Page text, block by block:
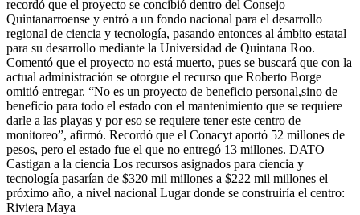
recordó que el proyecto se concibió dentro del Consejo
Quintanarroense y entró a un fondo nacional para el desarrollo
regional de ciencia y tecnología, pasando entonces al ámbito estatal
para su desarrollo mediante la Universidad de Quintana Roo.
Comentó que el proyecto no está muerto, pues se buscará que con la
actual administración se otorgue el recurso que Roberto Borge
omitió entregar. “No es un proyecto de beneficio personal,sino de
beneficio para todo el estado con el mantenimiento que se requiere
darle a las playas y por eso se requiere tener este centro de
monitoreo”, afirmó. Recordó que el Conacyt aportó 52 millones de
pesos, pero el estado fue el que no entregó 13 millones. DATO
Castigan a la ciencia Los recursos asignados para ciencia y
tecnología pasarían de $320 mil millones a $222 mil millones el
próximo año, a nivel nacional Lugar donde se construiría el centro:
Riviera Maya